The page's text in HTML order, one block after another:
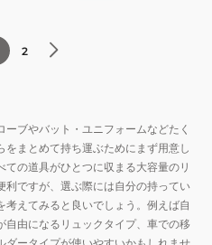
ク
40L
エ
ン
ジ
1FJDD00163
2
ブやバット・ユニフォームなどたく
まとめて持ち運ぶためにまず用意し
ての道具がひとつに収まる大容量のリ
利ですが、選ぶ際には自分の持ってい
えてみると良いでしょう。例えば自
由になるリュックタイプ、車での移